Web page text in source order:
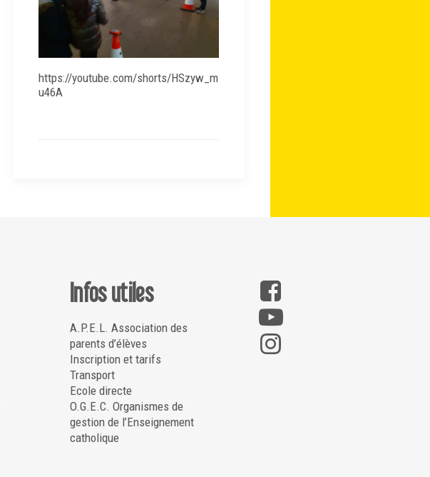
https://youtube.com/shorts/HSzyw_m
u46A
Infos utiles
A.P.E.L. Association des
parents d’élèves
Inscription et tarifs
Transport
Ecole directe
O.G.E.C. Organismes de
gestion de l’Enseignement
catholique